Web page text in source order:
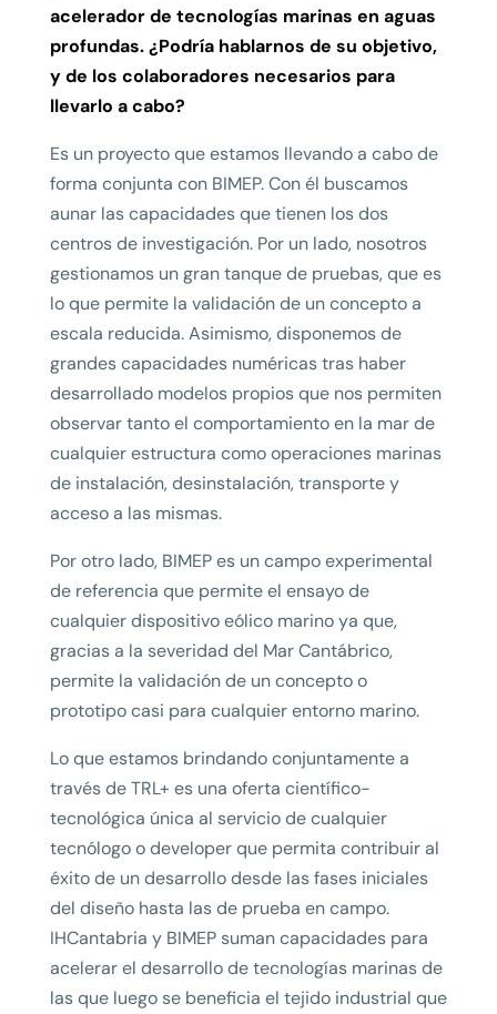
acelerador de tecnologías marinas en aguas
profundas. ¿Podría hablarnos de su objetivo,
y de los colaboradores necesarios para
llevarlo a cabo?
Es un proyecto que estamos llevando a cabo de
forma conjunta con BIMEP. Con él buscamos
aunar las capacidades que tienen los dos
centros de investigación. Por un lado, nosotros
gestionamos un gran tanque de pruebas, que es
lo que permite la validación de un concepto a
escala reducida. Asimismo, disponemos de
grandes capacidades numéricas tras haber
desarrollado modelos propios que nos permiten
observar tanto el comportamiento en la mar de
cualquier estructura como operaciones marinas
de instalación, desinstalación, transporte y
acceso a las mismas.
Por otro lado, BIMEP es un campo experimental
de referencia que permite el ensayo de
cualquier dispositivo eólico marino ya que,
gracias a la severidad del Mar Cantábrico,
permite la validación de un concepto o
prototipo casi para cualquier entorno marino.
Lo que estamos brindando conjuntamente a
través de TRL+ es una oferta científico-
tecnológica única al servicio de cualquier
tecnólogo o developer que permita contribuir al
éxito de un desarrollo desde las fases iniciales
del diseño hasta las de prueba en campo.
IHCantabria y BIMEP suman capacidades para
acelerar el desarrollo de tecnologías marinas de
las que luego se beneficia el tejido industrial que